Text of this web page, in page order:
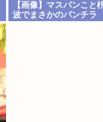
【画像】マスパンこと
波でまさかのパンチラ